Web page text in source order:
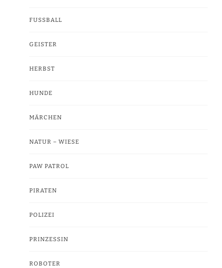
FUSSBALL
GEISTER
HERBST
HUNDE
MÄRCHEN
NATUR – WIESE
PAW PATROL
PIRATEN
POLIZEI
PRINZESSIN
ROBOTER